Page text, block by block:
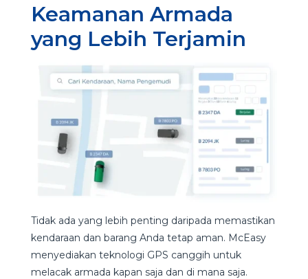
Keamanan Armada
yang Lebih Terjamin
Tidak ada yang lebih penting daripada memastikan
kendaraan dan barang Anda tetap aman. McEasy
menyediakan teknologi GPS canggih untuk
melacak armada kapan saja dan di mana saja.